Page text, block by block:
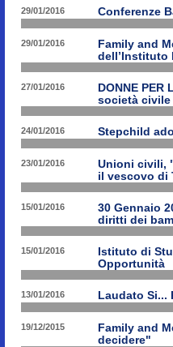
29/01/2016 Conferenze
29/01/2016
Family and
dell’Instituto
27/01/2016
DONNE
società
24/01/2016 Stepchild
23/01/2016
Unioni civili,
il vescovo di
15/01/2016
30 Gennaio
diritti dei
15/01/2016
Istituto di
Opportunità
13/01/2016 Laudato Si...
19/12/2015
Family and
decidere"